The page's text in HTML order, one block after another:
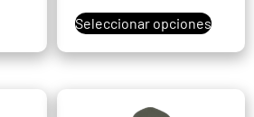
Seleccionar opciones